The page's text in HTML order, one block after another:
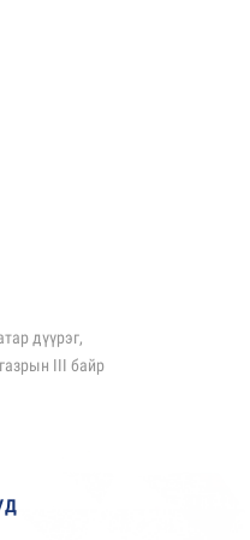
дүүрэг,
III байр